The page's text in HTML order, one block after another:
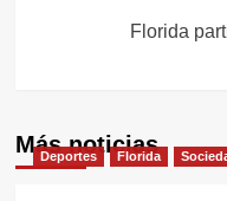
Florida
Más noticias
Deportes Florida